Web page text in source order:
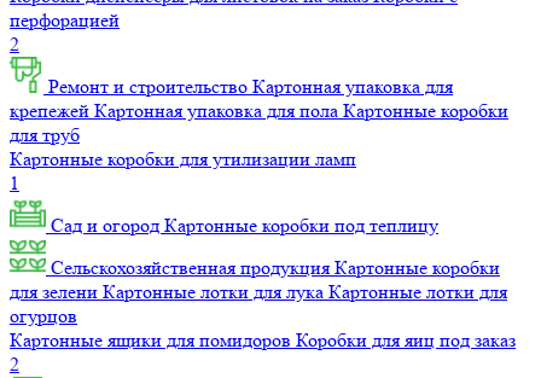
перфорацией
2
Ремонт и строительство Картонная упаковка для
крепежей Картонная упаковка для пола Картонные коробки
для труб
Картонные коробки для утилизации ламп
1
Сад и огород Картонные коробки под теплицу
Сельскохозяйственная продукция Картонные коробки
для зелени Картонные лотки для лука Картонные лотки для
огурцов
Картонные ящики для помидоров Коробки для яиц под заказ
2